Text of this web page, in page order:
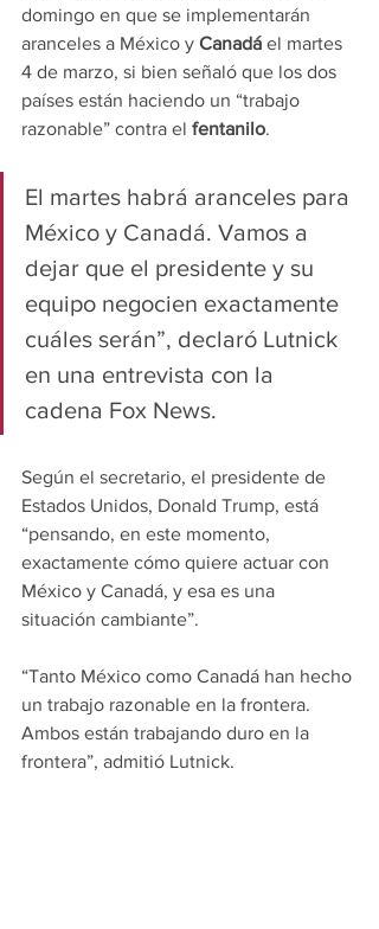
domingo en que se implementarán
aranceles a México y Canadá el martes
4 de marzo, si bien señaló que los dos
países están haciendo un “trabajo
razonable” contra el fentanilo.
El martes habrá aranceles para
México y Canadá. Vamos a
dejar que el presidente y su
equipo negocien exactamente
cuáles serán”, declaró Lutnick
en una entrevista con la
cadena Fox News.
Según el secretario, el presidente de
Estados Unidos, Donald Trump, está
“pensando, en este momento,
exactamente cómo quiere actuar con
México y Canadá, y esa es una
situación cambiante”.
“Tanto México como Canadá han hecho
un trabajo razonable en la frontera.
Ambos están trabajando duro en la
frontera”, admitió Lutnick.